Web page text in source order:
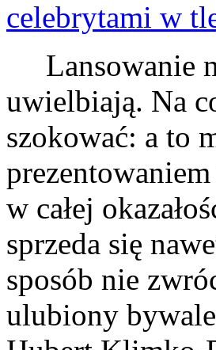
Lansowanie
uwielbiają. Na
szokować: a to
w całej
sprzeda się
sposób nie
ulubiony